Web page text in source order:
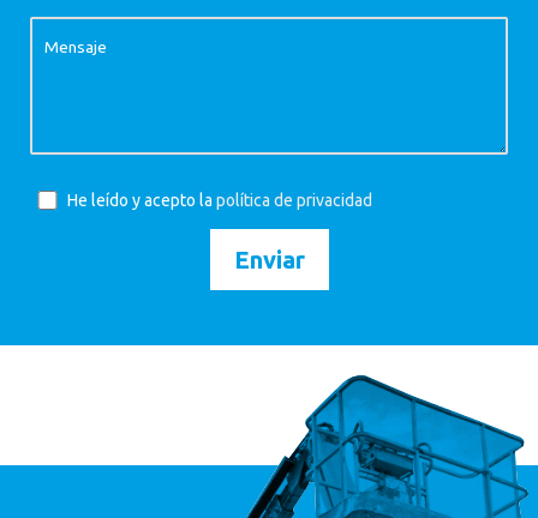
He leído y acepto lapolítica de privacidad